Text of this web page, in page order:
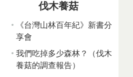
伐木養菇
《台灣山林百年紀》新書分
享會
我們吃掉多少森林？（伐木
養菇的調查報告）